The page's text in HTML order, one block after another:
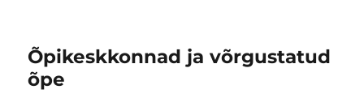
Õpikeskkonnad ja võrgustatud
õpe